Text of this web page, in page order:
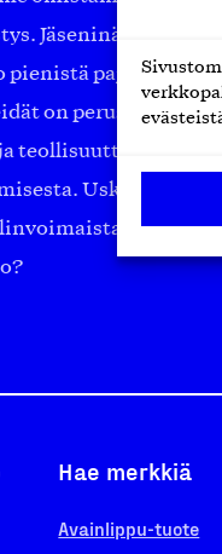
Jäseninämme on
pienistä pajoista ja
on perustettu yli
teollisuutta sekä
Uskomme
Hae merkkiä
Avainlippu-tuote